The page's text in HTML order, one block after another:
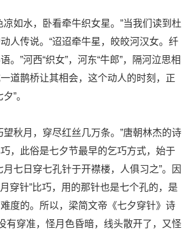
如水，卧看牵牛织女星。”当我们读到杜
人传说。“迢迢牵牛星，皎皎河汉女。纤
”河西“织女”，河东“牛郎”，隔河泣思相
道鹊桥让其相会，这个动人的时刻，正
”。
秋月，穿尽红丝几万条。”唐朝林杰的诗
，此俗是七夕节最早的乞巧方式，始于
七日穿七孔针于开襟楼，人俱习之”。因
穿针”比巧，用的那针也是七个孔的，是
度的。所以，梁简文帝《七夕穿针》诗
有穿准，怪月色昏暗，线头散开了，又怪